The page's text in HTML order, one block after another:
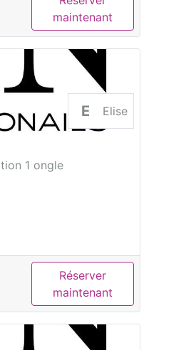
maintenant
E Elise
1 ongle
Réserver
maintenant